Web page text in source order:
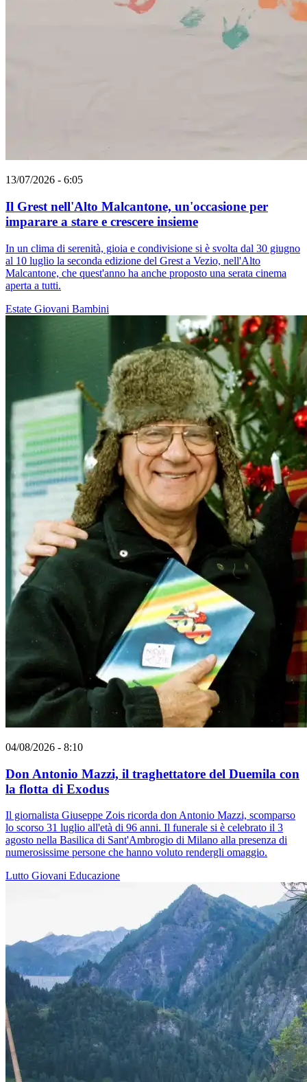
13/07/2026 - 6:05
Il Grest nell'Alto Malcantone, un'occasione per
imparare a stare e crescere insieme
In un clima di serenità, gioia e condivisione si è svolta dal 30 giugno
al 10 luglio la seconda edizione del Grest a Vezio, nell'Alto
Malcantone, che quest'anno ha anche proposto una serata cinema
aperta a tutti.
Estate Giovani Bambini
04/08/2026 - 8:10
Don Antonio Mazzi, il traghettatore del Duemila con
la flotta di Exodus
Il giornalista Giuseppe Zois ricorda don Antonio Mazzi, scomparso
lo scorso 31 luglio all'età di 96 anni. Il funerale si è celebrato il 3
agosto nella Basilica di Sant'Ambrogio di Milano alla presenza di
numerosissime persone che hanno voluto rendergli omaggio.
Lutto Giovani Educazione